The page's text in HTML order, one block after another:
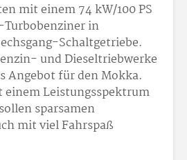
mit einem 74 kW/100 PS
in
Schaltgetriebe.
und Dieseltriebwerke
Angebot für den Mokka.
einem Leistungsspektrum
sparsamen
mit viel Fahrspaß